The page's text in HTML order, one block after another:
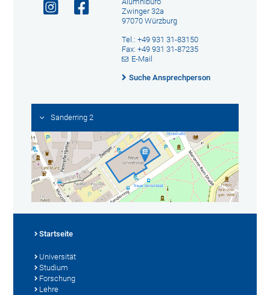
Zwinger 32a
97070 Würzburg
Tel.: +49 931 31-83150
Fax: +49 931 31-87235
E-Mail
Suche Ansprechperson
Sanderring 2
Startseite
Universität
Studium
Forschung
Lehre